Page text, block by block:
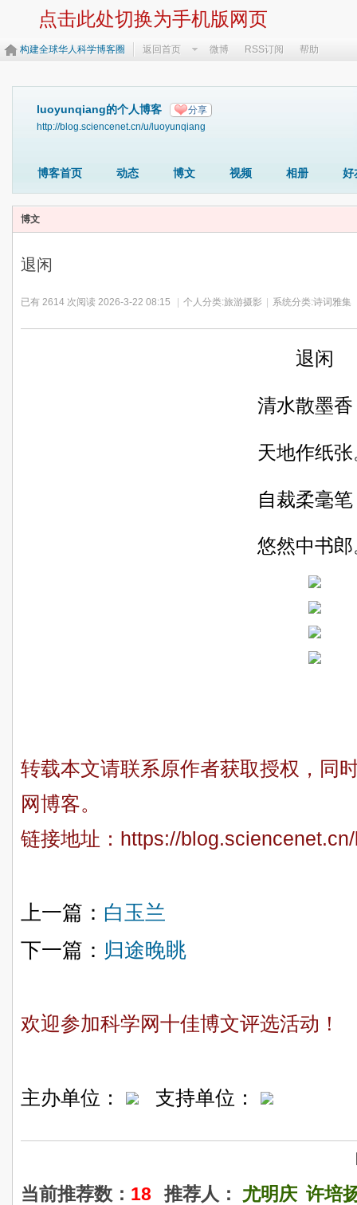
点击此处切换为手机版网页
构建全球华人科学博客圈 返回首页 微博 RSS订阅 帮助
luoyunqiang的个人博客 分享
http://blog.sciencenet.cn/u/luoyunqiang
博客首页 动态 博文 视频 相册 好
博文
退闲
已有 2614 次阅读 2026-3-22 08:15 个人分类:旅游摄影 系统分类:诗词雅集
退闲
清水散墨香
天地作纸
自裁柔毫
悠然中书郎
转载本文请联系原作者获取授权，同
网博客。
链接地址： https://
上一篇： 白玉兰
下一篇： 归途晚眺
欢迎参加科学网十佳博文评选活动！
主办单位： 支持单位：
当前推荐数： 18 推荐人： 尤明庆 许培